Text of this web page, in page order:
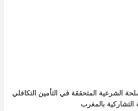
الشرعية المتحققة في التأمين التكافلي
التشاركية بالمغرب